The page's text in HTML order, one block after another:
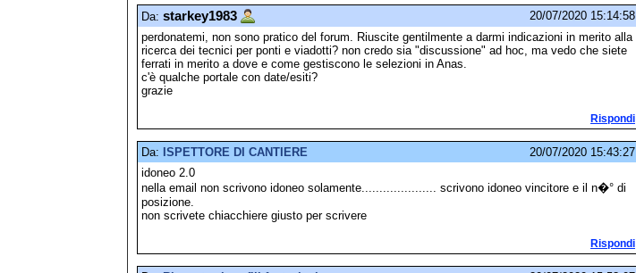
Da: starkey1983
20/07/2020 15:14:58
perdonatemi, non sono pratico del forum. Riuscite gentilmente a darmi indicazioni in merito alla
ricerca dei tecnici per ponti e viadotti? non credo sia "discussione" ad hoc, ma vedo che siete
ferrati in merito a dove e come gestiscono le selezioni in Anas.
c'è qualche portale con date/esiti?
grazie
Rispondi
Da: ISPETTORE DI CANTIERE
20/07/2020 15:43:27
idoneo 2.0
nella email non scrivono idoneo solamente..................... scrivono idoneo vincitore e il n�° di
posizione.
non scrivete chiacchiere giusto per scrivere
Rispondi